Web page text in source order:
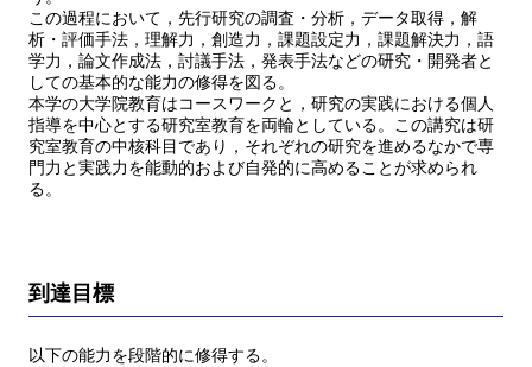
この過程において，先行研究の調査・分析，データ取得，解
析・評価手法，理解力，創造力，課題設定力，課題解決力，語
学力，論文作成法，討議手法，発表手法などの研究・開発者と
しての基本的な能力の修得を図る。
本学の大学院教育はコースワークと，研究の実践における個人
指導を中心とする研究室教育を両輪としている。この講究は研
究室教育の中核科目であり，それぞれの研究を進めるなかで専
門力と実践力を能動的および自発的に高めることが求められ
る。
到達目標
以下の能力を段階的に修得する。